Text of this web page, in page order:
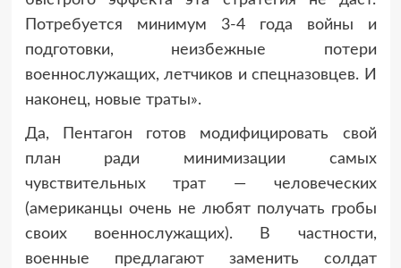
Потребуется минимум 3-4 года войны и
подготовки, неизбежные потери
военнослужащих, летчиков и спецназовцев. И
наконец, новые траты».
Да, Пентагон готов модифицировать свой
план ради минимизации самых
чувствительных трат — человеческих
(американцы очень не любят получать гробы
своих военнослужащих). В частности,
военные предлагают заменить солдат